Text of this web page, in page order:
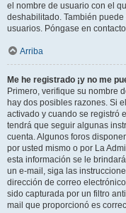
el nombre de usuario con el
deshabilitado. También
usuarios. Póngase en
Arriba
Me he registrado ¡y no me
Primero, verifique su nombre
hay dos posibles razones. Si
activado y cuando se registró
tendrá que seguir algunas
cuenta. Algunos foros
por usted mismo o por La
esta información se le
un e-mail, siga las
dirección de correo
sido capturada por un filtro
mail que proporcionó es